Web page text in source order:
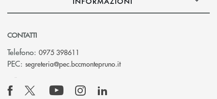
CONTATTI
Telefono: 0975 398611
PEC: segreteria@pec.bccmontepruno.it(si apre l’app di posta